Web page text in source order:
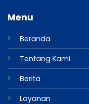
Menu
Beranda
Tentang Kami
Berita
Layanan